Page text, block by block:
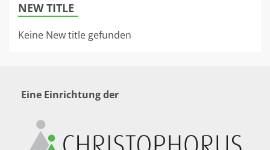
NEW TITLE
Keine New title gefunden
Eine Einrichtung der